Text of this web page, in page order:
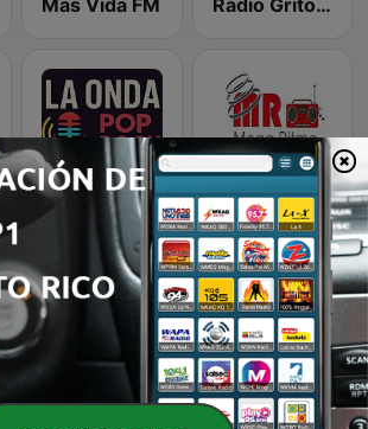
La Onda Pop Rock Live Mega Ritmo FM
Radio Salvacion PR BQNA Radio 107